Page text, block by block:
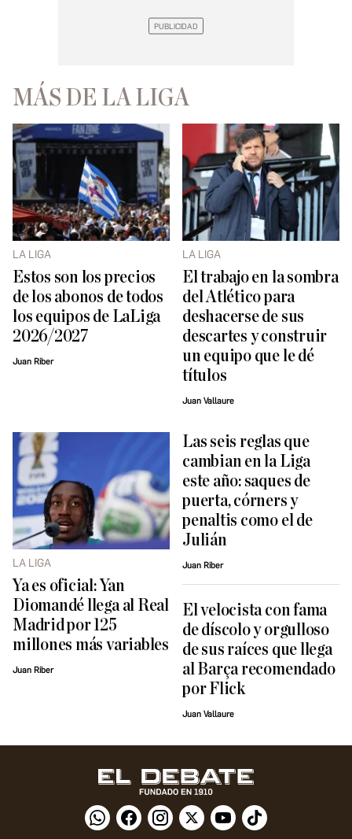
MÁS DE LA LIGA
LA LIGA
Estos son los precios
de los abonos de todos
los equipos de LaLiga
2026/2027
Juan Riber
LA LIGA
El trabajo en la sombra
del Atlético para
deshacerse de sus
descartes y construir
un equipo que le dé
títulos
Juan Vallaure
LA LIGA
Ya es oficial: Yan
Diomandé llega al Real
Madrid por 125
millones más variables
Juan Riber
Las seis reglas que
cambian en la Liga
este año: saques de
puerta, córners y
penaltis como el de
Julián
Juan Riber
El velocista con fama
de díscolo y orgulloso
de sus raíces que llega
al Barça recomendado
por Flick
Juan Vallaure